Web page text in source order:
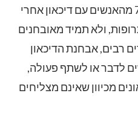
על פי דיווחים שונים, עד 70% מהאנשים עם דיכאון אחרי
ולא תמיד מאובחנים
רבים, אבחנת הדיכאון
לדבר או לשתף פעולה,
מכיוון שאינם מצליחים